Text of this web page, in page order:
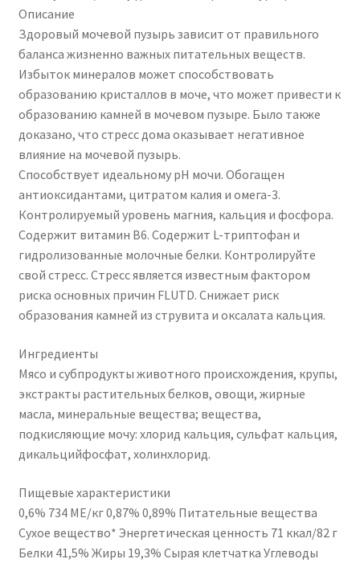
Описание
Здоровый мочевой пузырь зависит от правильного
баланса жизненно важных питательных веществ.
Избыток минералов может способствовать
образованию кристаллов в моче, что может привести к
образованию камней в мочевом пузыре. Было также
доказано, что стресс дома оказывает негативное
влияние на мочевой пузырь.
Способствует идеальному pH мочи. Обогащен
антиоксидантами, цитратом калия и омега-3.
Контролируемый уровень магния, кальция и фосфора.
Содержит витамин B6. Содержит L-триптофан и
гидролизованные молочные белки. Контролируйте
свой стресс. Стресс является известным фактором
риска основных причин FLUTD. Снижает риск
образования камней из струвита и оксалата кальция.
Ингредиенты
Мясо и субпродукты животного происхождения, крупы,
экстракты растительных белков, овощи, жирные
масла, минеральные вещества; вещества,
подкисляющие мочу: хлорид кальция, сульфат кальция,
дикальцийфосфат, холинхлорид.
Пищевые характеристики
0,6% 734 МЕ/кг 0,87% 0,89% Питательные вещества
Сухое вещество* Энергетическая ценность 71 ккал/82 г
Белки 41,5% Жиры 19,3% Сырая клетчатка Углеводы